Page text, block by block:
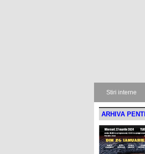
Stiri interne
ARHIVA